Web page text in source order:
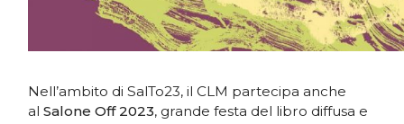
Nell’ambito di SalTo23, il CLM partecipa anche
alSalone Off 2023, grande festa del libro diffusa e